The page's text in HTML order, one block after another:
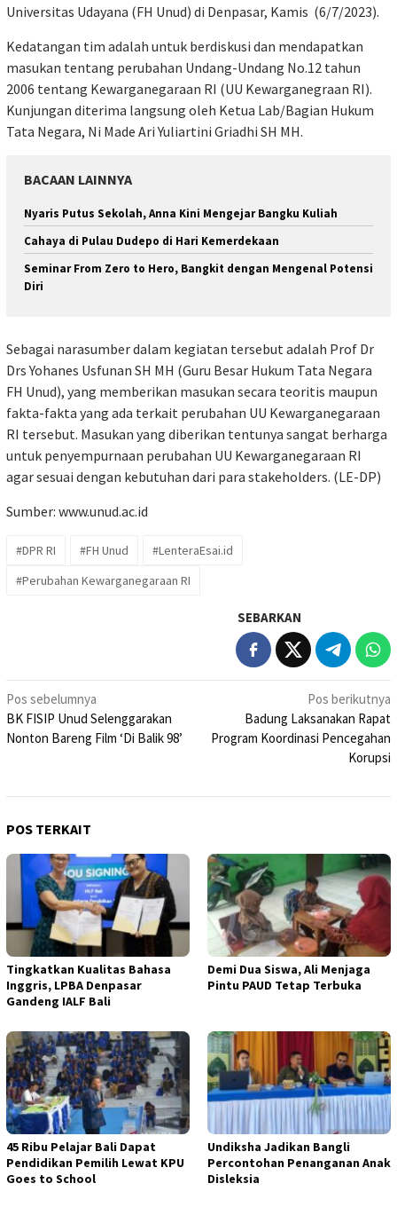
Universitas Udayana (FH Unud) di Denpasar, Kamis (6/7/2023).
Kedatangan tim adalah untuk berdiskusi dan mendapatkan
masukan tentang perubahan Undang-Undang No.12 tahun
2006 tentang Kewarganegaraan RI (UU Kewarganegraan RI).
Kunjungan diterima langsung oleh Ketua Lab/Bagian Hukum
Tata Negara, Ni Made Ari Yuliartini Griadhi SH MH.
BACAAN LAINNYA
Nyaris Putus Sekolah, Anna Kini Mengejar Bangku Kuliah
Cahaya di Pulau Dudepo di Hari Kemerdekaan
Seminar From Zero to Hero, Bangkit dengan Mengenal Potensi
Diri
Sebagai narasumber dalam kegiatan tersebut adalah Prof Dr
Drs Yohanes Usfunan SH MH (Guru Besar Hukum Tata Negara
FH Unud), yang memberikan masukan secara teoritis maupun
fakta-fakta yang ada terkait perubahan UU Kewarganegaraan
RI tersebut. Masukan yang diberikan tentunya sangat berharga
untuk penyempurnaan perubahan UU Kewarganegaraan RI
agar sesuai dengan kebutuhan dari para stakeholders. (LE-DP)
Sumber: www.unud.ac.id
#DPR RI #FH Unud
#LenteraEsai.id
#Perubahan Kewarganegaraan RI
SEBARKAN
Navigasi
pos
Pos sebelumnya
BK FISIP Unud Selenggarakan
Nonton Bareng Film ‘Di Balik 98’
Pos berikutnya
Badung Laksanakan Rapat
Program Koordinasi Pencegahan
Korupsi
POS TERKAIT
Tingkatkan Kualitas Bahasa
Inggris, LPBA Denpasar
Gandeng IALF Bali
Demi Dua Siswa, Ali Menjaga
Pintu PAUD Tetap Terbuka
45 Ribu Pelajar Bali Dapat
Pendidikan Pemilih Lewat KPU
Goes to School
Undiksha Jadikan Bangli
Percontohan Penanganan Anak
Disleksia